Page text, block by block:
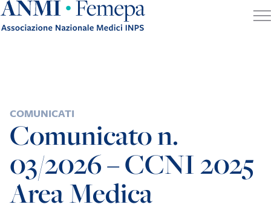
POSTED IN
COMUNICATI
Comunicato n.
03/2026 – CCNI 2025
Area Medica